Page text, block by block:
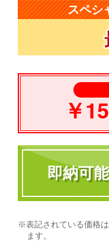
スペシ
￥
即納可
※表記されている価格
ます。